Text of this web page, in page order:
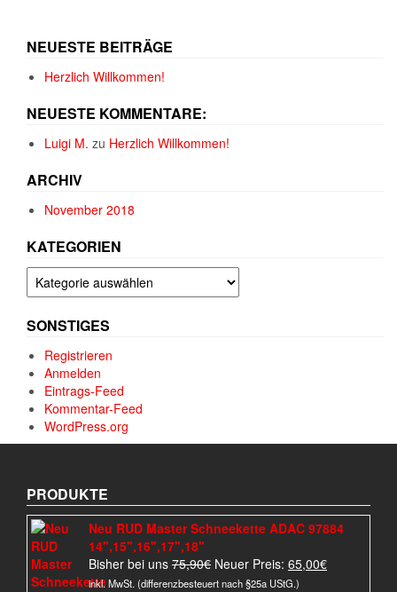
NEUESTE BEITRÄGE
Herzlich Willkommen!
NEUESTE KOMMENTARE:
Luigi M. zu Herzlich Willkommen!
ARCHIV
November 2018
KATEGORIEN
Kategorien
SONSTIGES
Registrieren
Anmelden
Eintrags-Feed
Kommentar-Feed
WordPress.org
PRODUKTE
Neu RUD Master Schneekette ADAC 97884
14",15",16",17",18"
Bisher bei uns 75,90€ Ursprünglicher
Preis
Neuer Preis: 65,00€Aktueller
inkl. MwSt. (differenzbesteuert nach §25a UStG.)